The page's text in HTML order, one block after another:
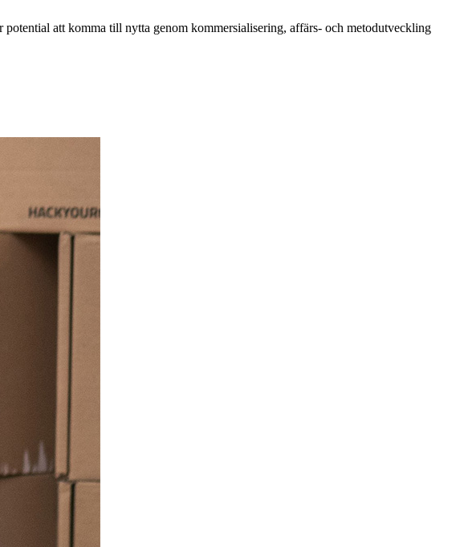
att komma till nytta genom kommersialisering, affärs- och metodutveckling